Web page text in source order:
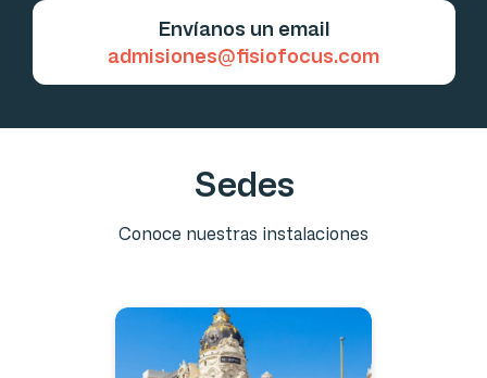
Envíanos un email
admisiones@fisiofocus.com
Sedes
Conoce nuestras instalaciones